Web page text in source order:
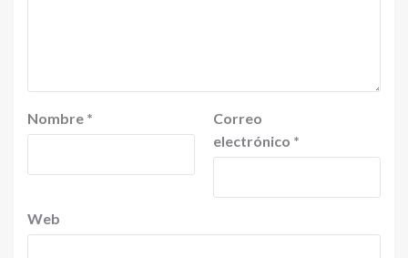
Nombre *
Correo
electrónico *
Web